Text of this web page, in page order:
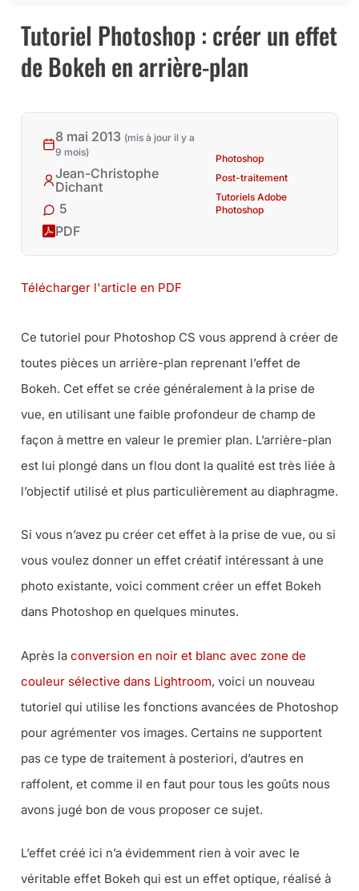
Tutoriel Photoshop : créer un effet
de Bokeh en arrière-plan
8 mai 2013 (mis à jour il y a
9 mois)
Jean-Christophe
Dichant
5
PDF
Photoshop
Post-traitement
Tutoriels Adobe
Photoshop
Télécharger l'article en PDF
Ce tutoriel pour Photoshop CS vous apprend à créer de
toutes pièces un arrière-plan reprenant l’effet de
Bokeh. Cet effet se crée généralement à la prise de
vue, en utilisant une faible profondeur de champ de
façon à mettre en valeur le premier plan. L’arrière-plan
est lui plongé dans un flou dont la qualité est très liée à
l’objectif utilisé et plus particulièrement au diaphragme.
Si vous n’avez pu créer cet effet à la prise de vue, ou si
vous voulez donner un effet créatif intéressant à une
photo existante, voici comment créer un effet Bokeh
dans Photoshop en quelques minutes.
Après la conversion en noir et blanc avec zone de
couleur sélective dans Lightroom, voici un nouveau
tutoriel qui utilise les fonctions avancées de Photoshop
pour agrémenter vos images. Certains ne supportent
pas ce type de traitement à posteriori, d’autres en
raffolent, et comme il en faut pour tous les goûts nous
avons jugé bon de vous proposer ce sujet.
L’effet créé ici n’a évidemment rien à voir avec le
véritable effet Bokeh qui est un effet optique, réalisé à